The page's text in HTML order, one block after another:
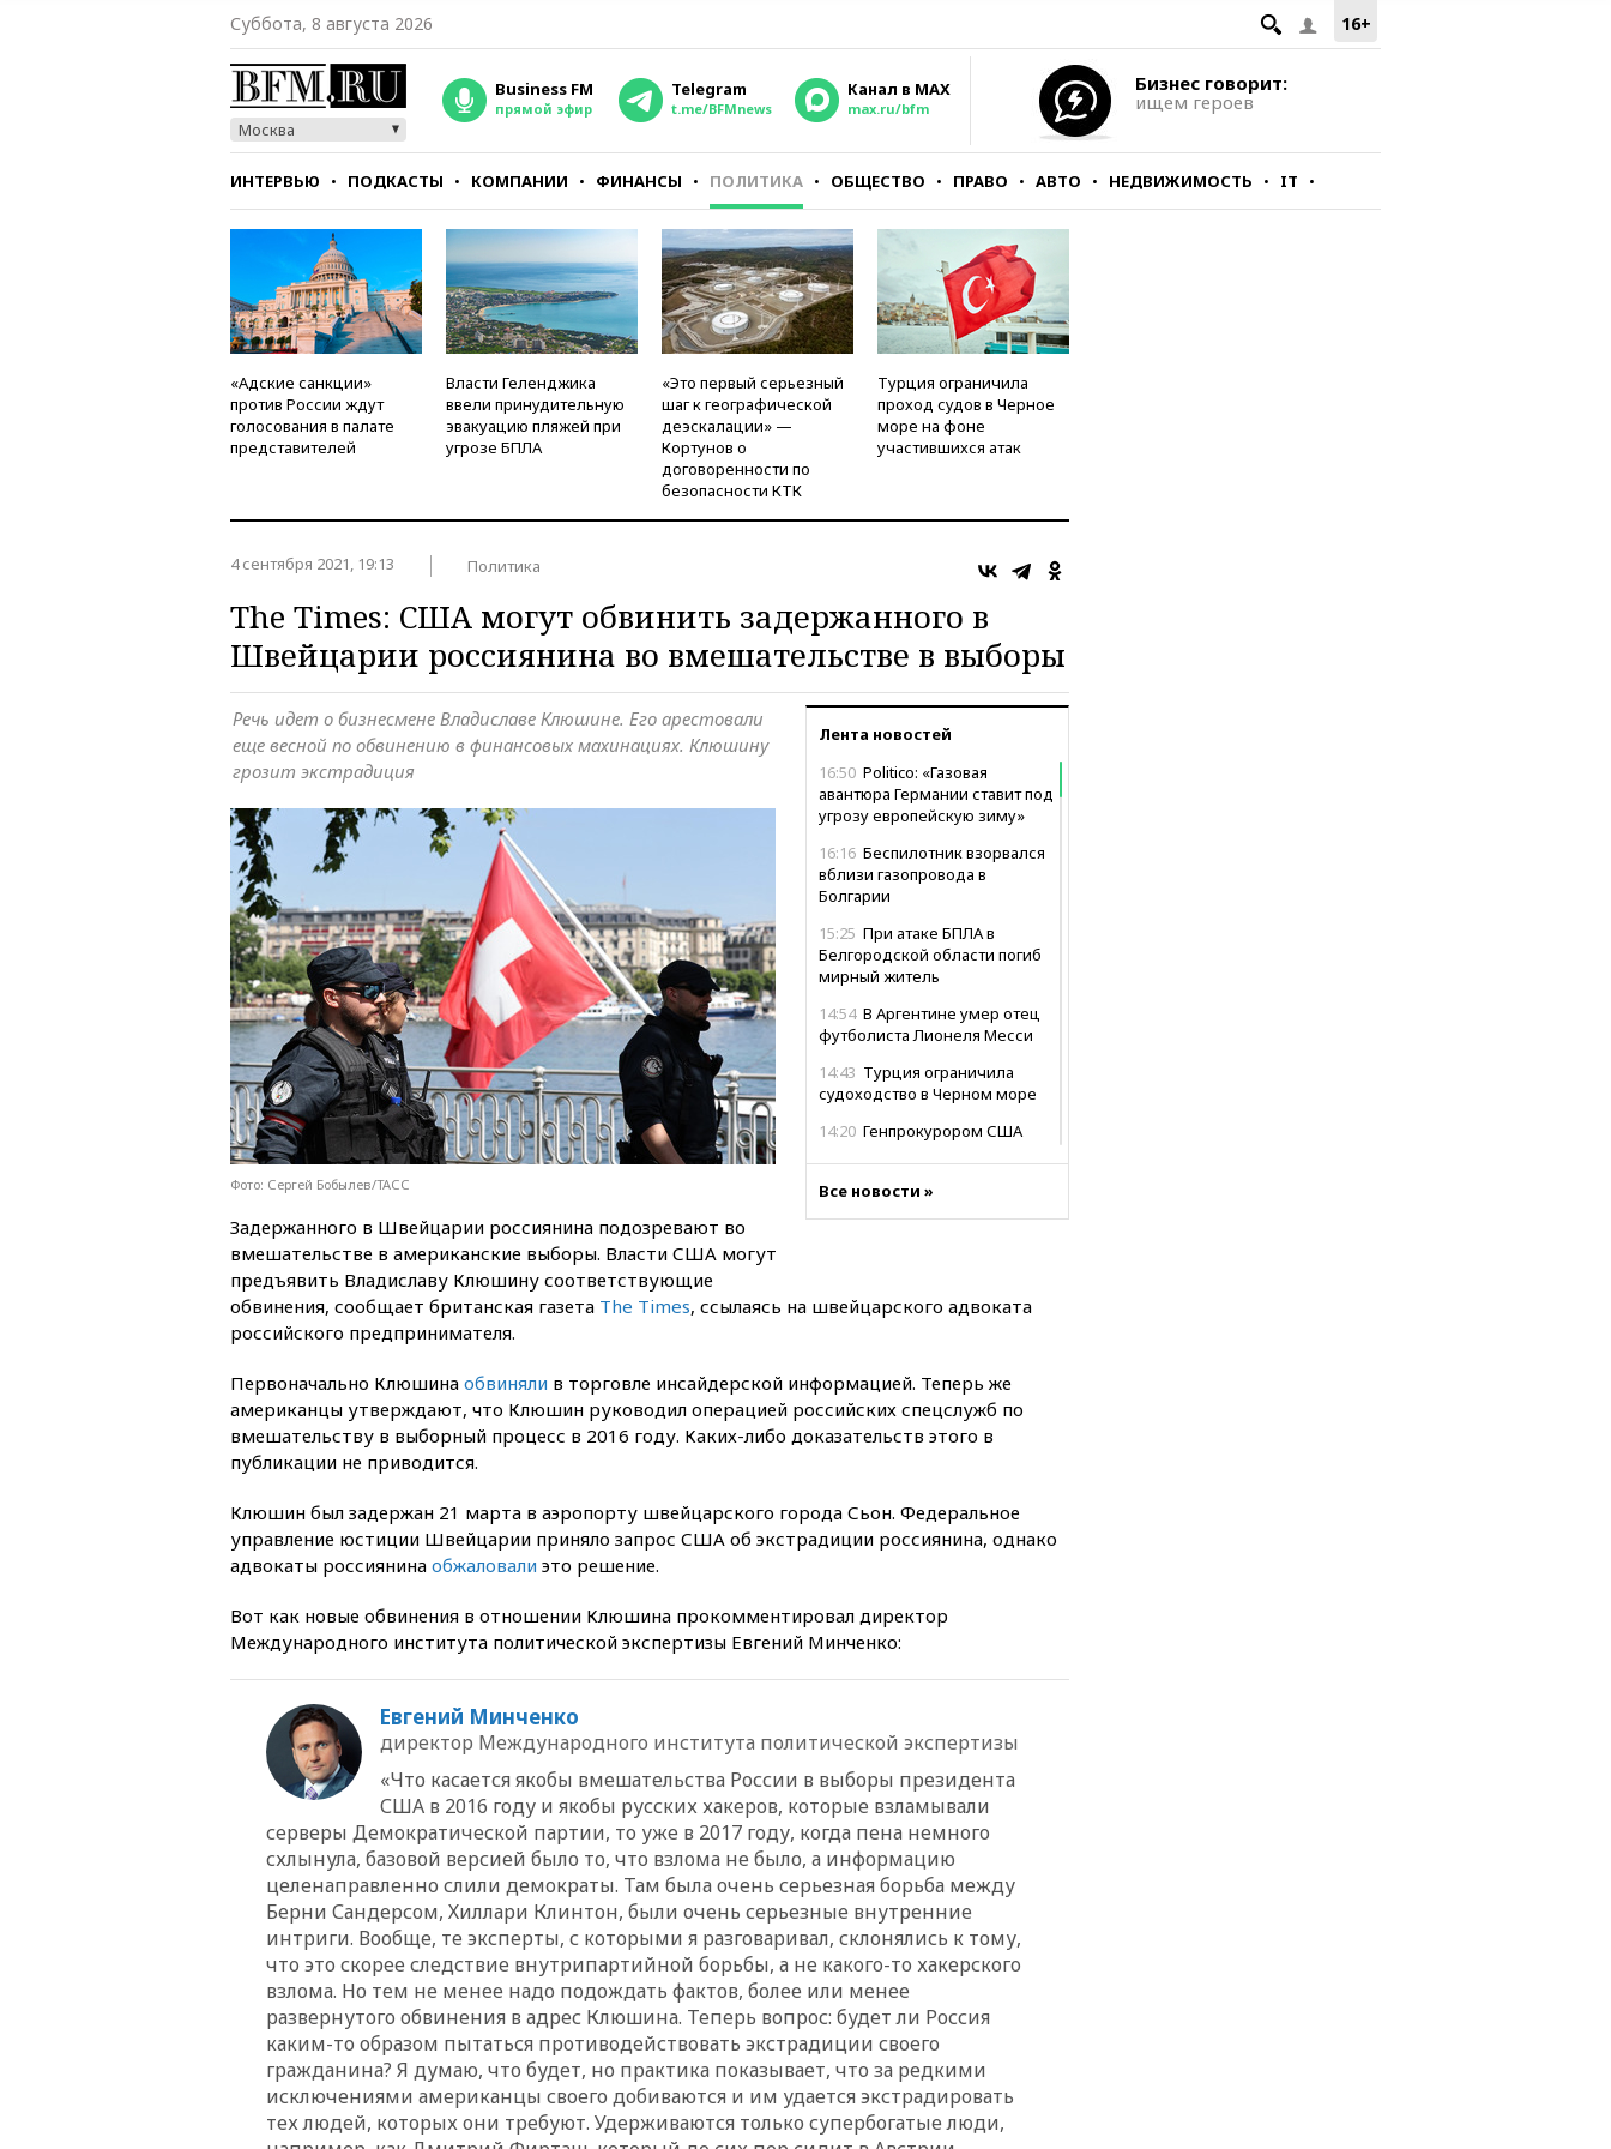
16+
Суббота, 8 августа 2026
Москва
Business FM
прямой эфир
Telegram
t.me/BFMnews
Канал в MAX
max.ru/bfm
Бизнес говорит:
ищем героев
ИНТЕРВЬЮ ПОДКАСТЫ КОМПАНИИ ФИНАНСЫ ПОЛИТИКА ОБЩЕСТВО ПРАВО АВТО НЕДВИЖИМОСТЬ IT
СТИЛЬ ТЕСТЫ
«Адские санкции»
против России ждут
голосования в палате
представителей
Власти Геленджика
ввели принудительную
эвакуацию пляжей при
угрозе БПЛА
«Это первый серьезный
шаг к географической
деэскалации» —
Кортунов о
договоренности по
безопасности КТК
Турция ограничила
проход судов в Черное
море на фоне
участившихся атак
4 сентября 2021, 19:13 Политика
The Times: США могут обвинить задержанного в
Швейцарии россиянина во вмешательстве в выборы
Лента новостей
16:50 Politico: «Газовая
авантюра Германии ставит под
угрозу европейскую зиму»
16:16 Беспилотник взорвался
вблизи газопровода в
Болгарии
15:25 При атаке БПЛА в
Белгородской области погиб
мирный житель
14:54 В Аргентине умер отец
футболиста Лионеля Месси
14:43 Турция ограничила
судоходство в Черном море
14:20 Генпрокурором США
13:37 Пляжи Геленджика
11:47Суд оставил под
арестом Rolls-Royce блогера
катера и лодки под Самарой
погибли два человека
09:55 Силы ПВО перехватили
за утро 85 БПЛА над
обломков дрона
08:57 Собянин сообщил о
девяти БПЛА, сбитых на
подлете к Москве
08:42Силы ПВО сбили почти
400 БПЛА над российскими
регионами
08:16Лукашенко призвал
белорусов покупать избы в
селах
07:30Нигерия стала
крупнейшим поставщиком
авиатоплива в Европу
06:30 США и Колумбия
обсуждают координацию
Все новости »
Речь идет о бизнесмене Владиславе Клюшине. Его арестовали
еще весной по обвинению в финансовых махинациях. Клюшину
грозит экстрадиция
Фото: Сергей Бобылев/ТАСС
Задержанного в Швейцарии россиянина подозревают во
вмешательстве в американские выборы. Власти США могут
предъявить Владиславу Клюшину соответствующие
обвинения, сообщает британская газета The Times, ссылаясь на швейцарского адвоката
российского предпринимателя.
Первоначально Клюшина обвиняли в торговле инсайдерской информацией. Теперь же
американцы утверждают, что Клюшин руководил операцией российских спецслужб по
вмешательству в выборный процесс в 2016 году. Каких-либо доказательств этого в
публикации не приводится.
Клюшин был задержан 21 марта в аэропорту швейцарского города Сьон. Федеральное
управление юстиции Швейцарии приняло запрос США об экстрадиции россиянина, однако
адвокаты россиянина обжаловали это решение.
Вот как новые обвинения в отношении Клюшина прокомментировал директор
Международного института политической экспертизы Евгений Минченко:
Евгений Минченко
директор Международного института политической экспертизы
«Что касается якобы вмешательства России в выборы президента
США в 2016 году и якобы русских хакеров, которые взламывали
серверы Демократической партии, то уже в 2017 году, когда пена немного
схлынула, базовой версией было то, что взлома не было, а информацию
целенаправленно слили демократы. Там была очень серьезная борьба между
Берни Сандерсом, Хиллари Клинтон, были очень серьезные внутренние
интриги. Вообще, те эксперты, с которыми я разговаривал, склонялись к тому,
что это скорее следствие внутрипартийной борьбы, а не какого-то хакерского
взлома. Но тем не менее надо подождать фактов, более или менее
развернутого обвинения в адрес Клюшина. Теперь вопрос: будет ли Россия
каким-то образом пытаться противодействовать экстрадиции своего
гражданина? Я думаю, что будет, но практика показывает, что за редкими
исключениями американцы своего добиваются и им удается экстрадировать
тех людей, которых они требуют. Удерживаются только супербогатые люди,